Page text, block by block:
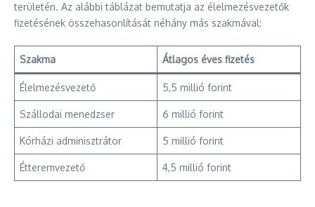
területén. Az alábbi táblázat bemutatja az élelmezésvezetők
fizetésének összehasonlítását néhány más szakmával:
Szakma Átlagos éves fizetés
Élelmezésvezető 5,5 millió forint
Szállodai menedzser 6 millió forint
Kórházi adminisztrátor 5 millió forint
Étteremvezető 4,5 millió forint